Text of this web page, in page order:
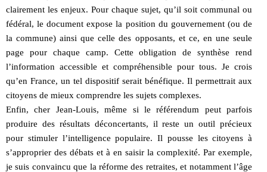
clairement les enjeux. Pour chaque sujet, qu’il soit communal ou
fédéral, le document expose la position du gouvernement (ou de
la commune) ainsi que celle des opposants, et ce, en une seule
page pour chaque camp. Cette obligation de synthèse rend
l’information accessible et compréhensible pour tous. Je crois
qu’en France, un tel dispositif serait bénéfique. Il permettrait aux
citoyens de mieux comprendre les sujets complexes.
Enfin, cher Jean-Louis, même si le référendum peut parfois
produire des résultats déconcertants, il reste un outil précieux
pour stimuler l’intelligence populaire. Il pousse les citoyens à
s’approprier des débats et à en saisir la complexité. Par exemple,
je suis convaincu que la réforme des retraites, et notamment l’âge